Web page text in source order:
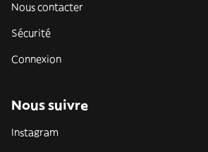
Nous contacter
Sécurité
Connexion
Nous suivre
Instagram